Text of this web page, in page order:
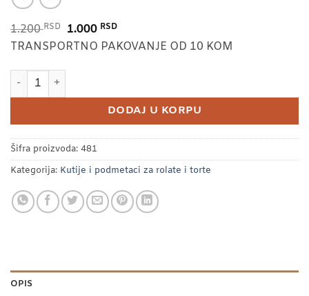
1.200RSD
Originalna
cena
1.200 RSD.
1.000 RSDTrenutna
cena
TRANSPORTNO PAKOVANJE OD 10 KOM
KUTIJA TORTA 35X35X21 CM (pakovanje 10 kom) količina
DODAJ U KORPU
Šifra proizvoda: 481
Kategorija: Kutije i podmetaci za rolate i torte
OPIS